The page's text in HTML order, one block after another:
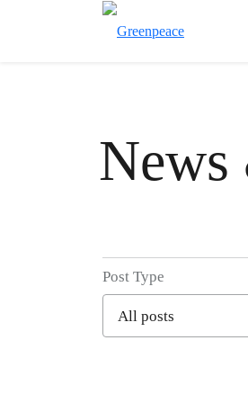
News
Filter
Post Type